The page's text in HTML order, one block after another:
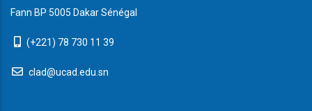
Fann BP 5005 Dakar Sénégal
(+221) 78 730 11 39
clad@ucad.edu.sn